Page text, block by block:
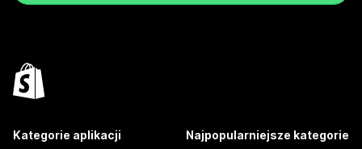
Kategorie aplikacji Najpopularniejsze kategorie